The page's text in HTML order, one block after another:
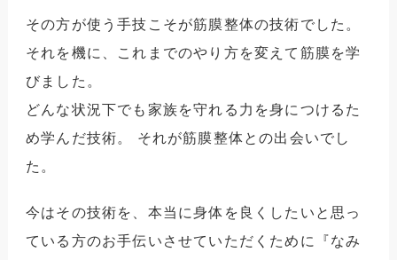
その方が使う手技こそが筋膜整体の技術でした。
それを機に、これまでのやり方を変えて筋膜を学
びました。
どんな状況下でも家族を守れる力を身につけるた
め学んだ技術。
それが筋膜整体との出会いでし
た。
今はその技術を、本当に身体を良くしたいと思っ
ている方のお手伝いさせていただくために『なみ